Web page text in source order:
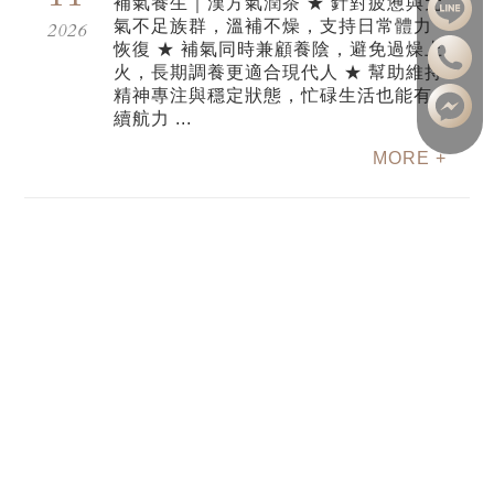
2026
氣不足族群，溫補不燥，支持日常體力
恢復 ★ 補氣同時兼顧養陰，避免過燥上
火，長期調養更適合現代人 ★ 幫助維持
精神專注與穩定狀態，忙碌生活也能有
續航力 ...
MORE +